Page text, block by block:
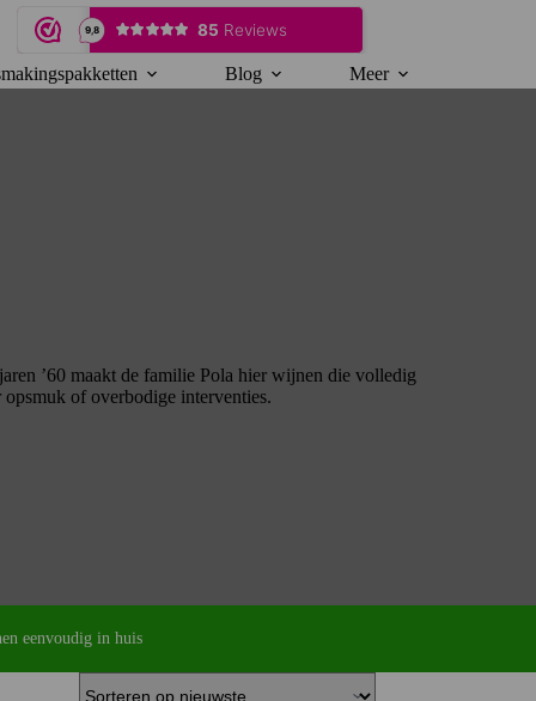
Blog Meer
’60 maakt de familie Pola hier wijnen die volledig
of overbodige interventies.
eenvoudig in huis